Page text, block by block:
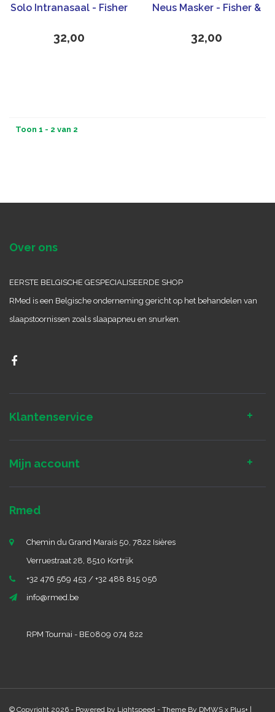
Solo Intranasaal - Fisher
32,00
Neus Masker - Fisher &
32,00
Toon 1 - 2 van 2
Over ons
EERSTE BELGISCHE GESPECIALISEERDE SHOP
RMed is een Belgische onderneming gericht op het behandelen van
slaapstoornissen zoals slaapapneu en snurken.
Klantenservice
Mijn account
Rmed
Chemin du Grand Marais 50, 7822 Isières
Verruestraat 28, 8510 Kortrijk
+32 476 569 453 / +32 488 815 056
info@rmed.be
RPM Tournai - BE0809 074 822
© Copyright 2026 - Powered by Lightspeed - Theme By DMWS x Plus+